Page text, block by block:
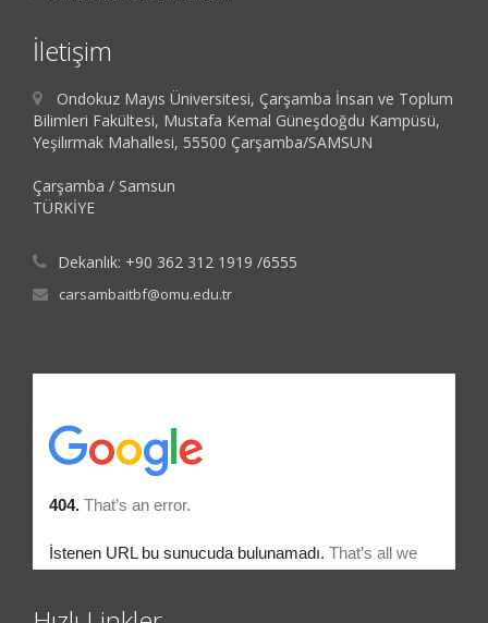
İletişim
Ondokuz Mayıs Üniversitesi, Çarşamba İnsan ve Toplum
Bilimleri Fakültesi, Mustafa Kemal Güneşdoğdu Kampüsü,
Yeşilırmak Mahallesi, 55500 Çarşamba/SAMSUN
Çarşamba / Samsun
TÜRKİYE
Dekanlık: +90 362 312 1919 /6555
carsambaitbf@omu.edu.tr